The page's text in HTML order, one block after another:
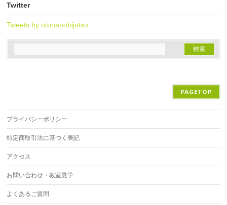
Twitter
Tweets by otonanobijutsu
PAGETOP
プライバシーポリシー
特定商取引法に基づく表記
アクセス
お問い合わせ・教室見学
よくあるご質問